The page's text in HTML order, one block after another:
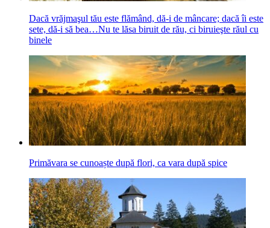
Dacă vrăjmaşul tău este flămând, dă-i de mâncare; dacă îi este
sete, dă-i să bea…Nu te lăsa biruit de rău, ci biruieşte răul cu
binele
Primăvara se cunoaște după flori, ca vara după spice